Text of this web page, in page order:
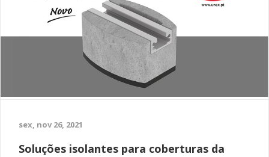
sex, nov 26, 2021
Soluções isolantes para coberturas da